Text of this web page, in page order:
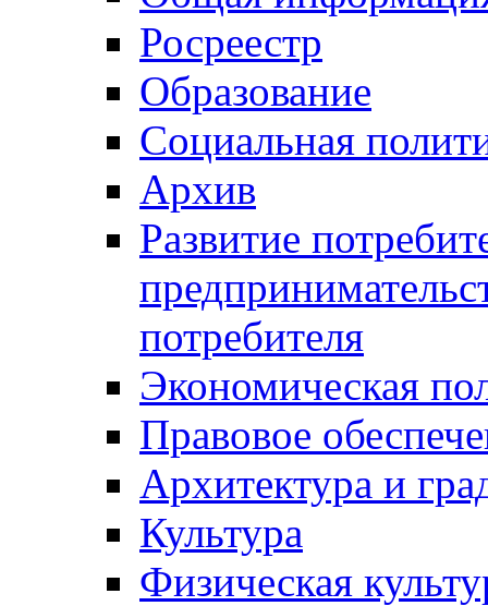
Росреестр
Образование
Социальная
Архив
Развитие
потребителя
Экономическая
Правовое
Архитектура и
Культура
Физическая